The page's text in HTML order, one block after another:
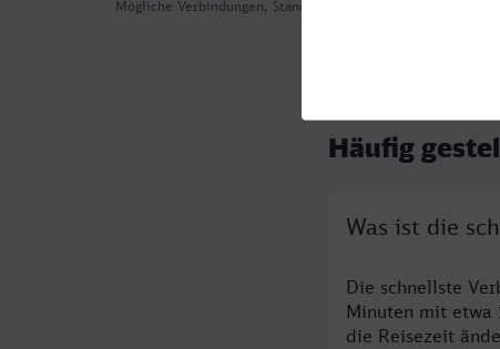
Mögliche Verbindungen, Stand: 2026-08-03 01:26
Häufig
Was ist die
Die schnellste
Minuten mit etwa
die Reisezeit